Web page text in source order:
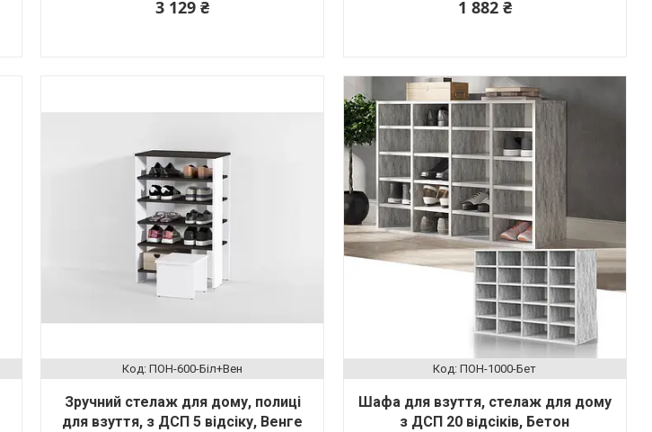
3 129 ₴ 1 882 ₴
ПОН-600-Біл+Вен
Зручний стелаж для дому, полиці
для взуття, з ДСП 5 відсіку, Венге
ПОН-1000-Бет
Шафа для взуття, стелаж для дому
з ДСП 20 відсіків, Бетон